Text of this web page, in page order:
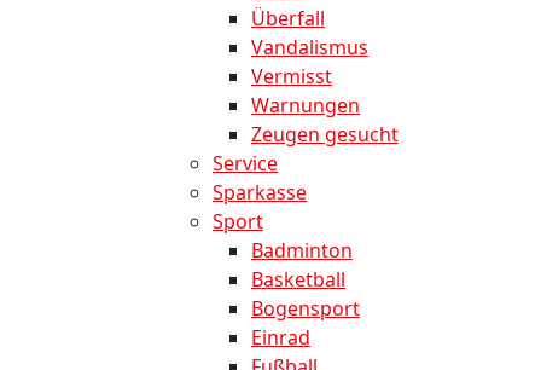
Überfall
Vandalismus
Vermisst
Warnungen
Zeugen gesucht
Service
Sparkasse
Sport
Badminton
Basketball
Bogensport
Einrad